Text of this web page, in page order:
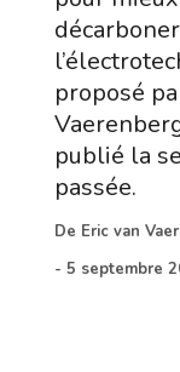
proposé
publié la
passée.
De Eric van
- 5 septembre